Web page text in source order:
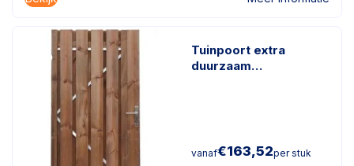
Tuinpoort extra
duurzaam
vanaf€163,52per stuk